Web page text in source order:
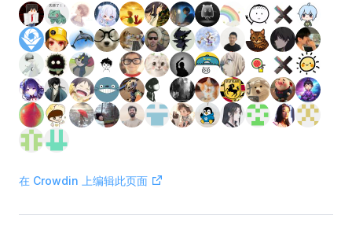
在 Crowdin 上编辑此页面